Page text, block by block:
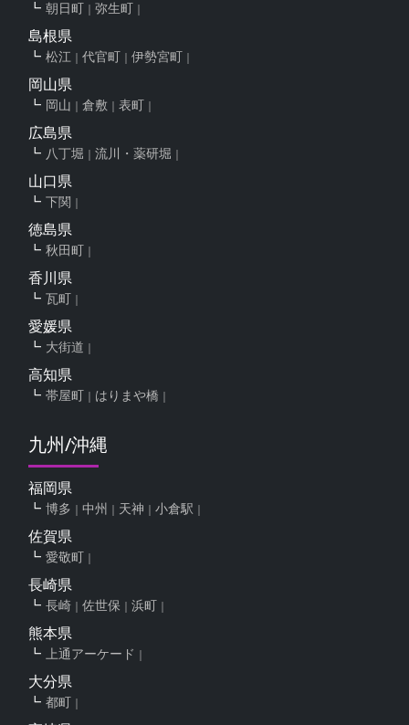
朝日町 弥生町
島根県
松江 代官町 伊勢宮町
岡山県
岡山 倉敷 表町
広島県
八丁堀 流川・薬研堀
山口県
下関
徳島県
秋田町
香川県
瓦町
愛媛県
大街道
高知県
帯屋町 はりまや橋
九州/沖縄
福岡県
博多 中州 天神 小倉駅
佐賀県
愛敬町
長崎県
長崎 佐世保 浜町
熊本県
上通アーケード
大分県
都町